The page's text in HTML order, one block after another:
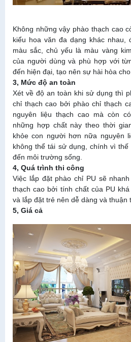
Không những vậy phào thạch cao
kiểu hoa văn đa dạng khác nhau,
màu sắc, chủ yếu là màu vàng
của người dùng và phù hợp với
đến hiện đại, tạo nên sự hài hòa
3, Mức độ an toàn
Xét về độ an toàn khi sử dụng thì
chỉ thạch cao bởi phào chỉ thạch
nguyên liệu thạch cao mà còn
những hợp chất này theo thời
khỏe con người hơn nữa nguyên
không thể tái sử dụng, chính vì
đến môi trường sống.
4, Quá trình thi công
Việc lắp đặt phào chỉ PU sẽ
thạch cao bởi tính chất của PU
và lắp đặt trẻ nên dễ dàng và thuận
5, Giá cả